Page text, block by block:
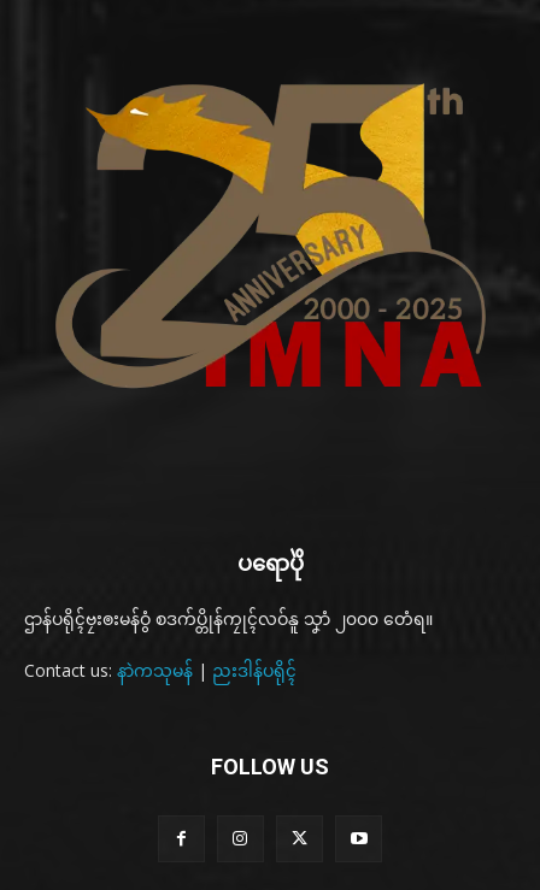
ပရောပိုဲ
ဌာန်ပရိုၚ်ဗၠးၜးမန်ဝွံ စဒက်ပ္တိုန်ကၠုၚ်လဝ်နူ သၞာံ ၂၀၀၀ တေံရ။
Contact us: နာဲကသုမန် | ညးဒါန်ပရိုၚ်
FOLLOW US